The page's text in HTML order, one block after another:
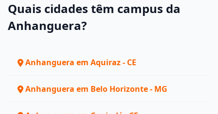
Quais cidades têm campus da
Anhanguera?
Anhanguera em Aquiraz - CE
Anhanguera em Belo Horizonte - MG